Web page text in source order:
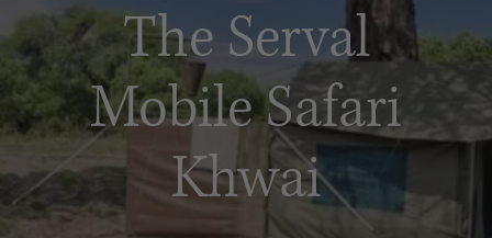
The Serval
Mobile Safari
Khwai